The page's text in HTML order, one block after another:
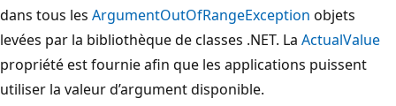
dans tous les ArgumentOutOfRangeException objets
levées par la bibliothèque de classes .NET. La ActualValue
propriété est fournie afin que les applications puissent
utiliser la valeur d’argument disponible.